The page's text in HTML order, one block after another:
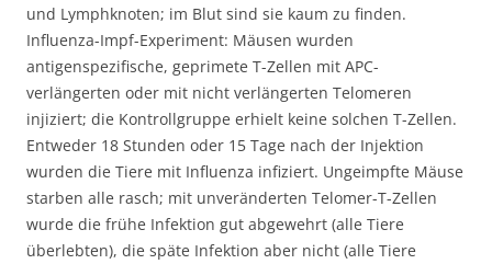
und Lymphknoten; im Blut sind sie kaum zu finden.
Influenza-Impf-Experiment: Mäusen wurden
antigenspezifische, geprimete T-Zellen mit APC-
verlängerten oder mit nicht verlängerten Telomeren
injiziert; die Kontrollgruppe erhielt keine solchen T-Zellen.
Entweder 18 Stunden oder 15 Tage nach der Injektion
wurden die Tiere mit Influenza infiziert. Ungeimpfte Mäuse
starben alle rasch; mit unveränderten Telomer-T-Zellen
wurde die frühe Infektion gut abgewehrt (alle Tiere
überlebten), die späte Infektion aber nicht (alle Tiere